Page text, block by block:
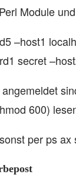
Module
–host1
secret
600)
per ps ax